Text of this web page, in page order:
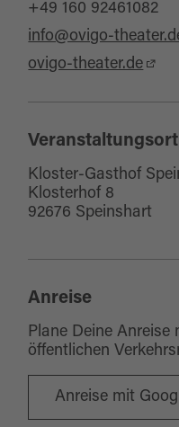
+49 160 92461082
info@ovigo-
ovigo-theater.de
Veranstaltungsort
Kloster-Gasthof
Klosterhof 8
92676 Speinshart
Anreise
Plane Deine Anreise
öffentlichen
Anreise mit